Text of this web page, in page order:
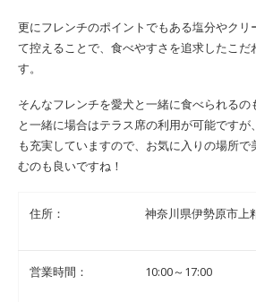
更にフレンチのポイントでもある塩分やクリ
て控えることで、食べやすさを追求したこ
す。
そんなフレンチを愛犬と一緒に食べられるの
と一緒に場合はテラス席の利用が可能です
も充実していますので、お気に入りの場所で
むのも良いですね！
住所： 神奈川県伊勢原市上
営業時間： 10:00～17:00